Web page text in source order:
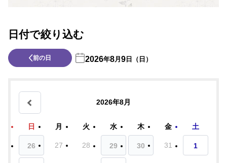
日付で絞り込む
前の日 2026年8月9日（日）
2026年8月
日 月 火 水 木 金 土
26 27 28 29 30 31 1